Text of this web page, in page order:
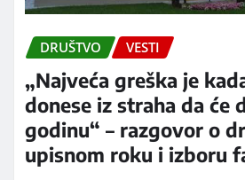
DRUŠTVO VESTI
„Najveća greška je
donese iz straha da će
godinu“ – razgovor o
upisnom roku i izboru